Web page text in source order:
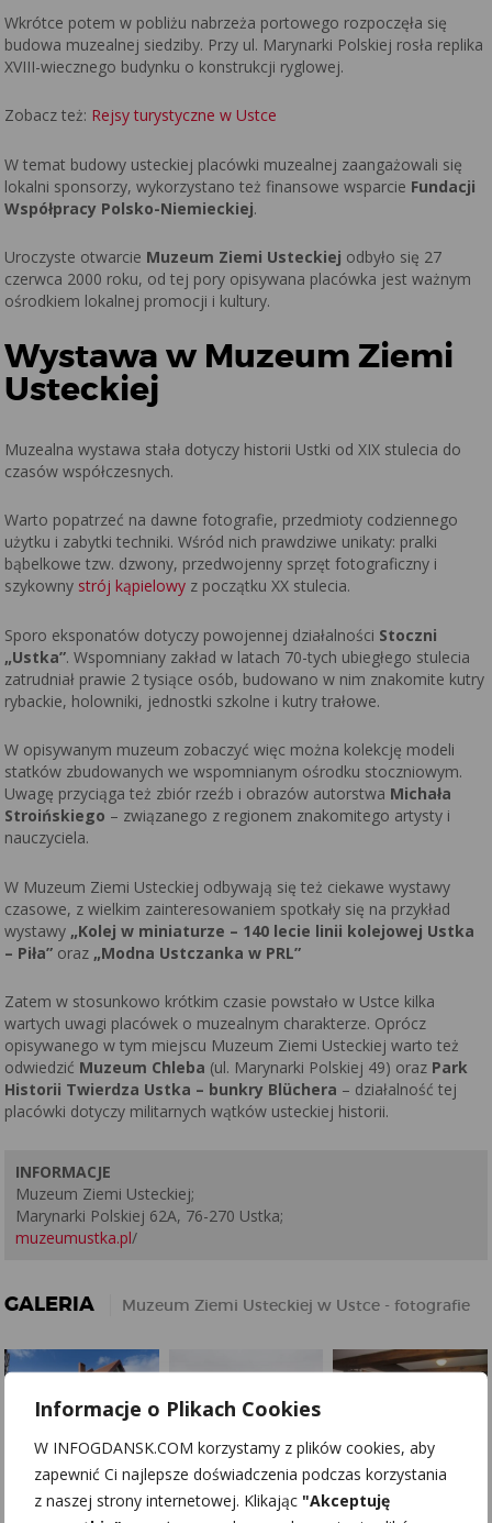
Informacje o Plikach Cookies
W INFOGDANSK.COM korzystamy z plików cookies, aby
zapewnić Ci najlepsze doświadczenia podczas korzystania
z naszej strony internetowej. Klikając "Akceptuję
Wkrótce potem w pobliżu nabrzeża portowego rozpoczęła się
budowa muzealnej siedziby. Przy ul. Marynarki Polskiej rosła replika
XVIII-wiecznego budynku o konstrukcji ryglowej.
Zobacz też: Rejsy turystyczne w Ustce
W temat budowy usteckiej placówki muzealnej zaangażowali się
lokalni sponsorzy, wykorzystano też finansowe wsparcie Fundacji
Współpracy Polsko-Niemieckiej.
Uroczyste otwarcie Muzeum Ziemi Usteckiej odbyło się 27
czerwca 2000 roku, od tej pory opisywana placówka jest ważnym
ośrodkiem lokalnej promocji i kultury.
Wystawa w Muzeum Ziemi
Usteckiej
Muzealna wystawa stała dotyczy historii Ustki od XIX stulecia do
czasów współczesnych.
Warto popatrzeć na dawne fotografie, przedmioty codziennego
użytku i zabytki techniki. Wśród nich prawdziwe unikaty: pralki
bąbelkowe tzw. dzwony, przedwojenny sprzęt fotograficzny i
szykowny strój kąpielowy z początku XX stulecia.
Sporo eksponatów dotyczy powojennej działalności Stoczni
„Ustka”. Wspomniany zakład w latach 70-tych ubiegłego stulecia
zatrudniał prawie 2 tysiące osób, budowano w nim znakomite kutry
rybackie, holowniki, jednostki szkolne i kutry trałowe.
W opisywanym muzeum zobaczyć więc można kolekcję modeli
statków zbudowanych we wspomnianym ośrodku stoczniowym.
Uwagę przyciąga też zbiór rzeźb i obrazów autorstwa Michała
Stroińskiego – związanego z regionem znakomitego artysty i
nauczyciela.
W Muzeum Ziemi Usteckiej odbywają się też ciekawe wystawy
czasowe, z wielkim zainteresowaniem spotkały się na przykład
wystawy „Kolej w miniaturze – 140 lecie linii kolejowej Ustka
– Piła” oraz „Modna Ustczanka w PRL”
Zatem w stosunkowo krótkim czasie powstało w Ustce kilka
wartych uwagi placówek o muzealnym charakterze. Oprócz
opisywanego w tym miejscu Muzeum Ziemi Usteckiej warto też
odwiedzić Muzeum Chleba (ul. Marynarki Polskiej 49) oraz Park
Historii Twierdza Ustka – bunkry Blüchera – działalność tej
placówki dotyczy militarnych wątków usteckiej historii.
INFORMACJE
Muzeum Ziemi Usteckiej;
Marynarki Polskiej 62A, 76-270 Ustka;
muzeumustka.pl/
GALERIA Muzeum Ziemi Usteckiej w Ustce - fotografie